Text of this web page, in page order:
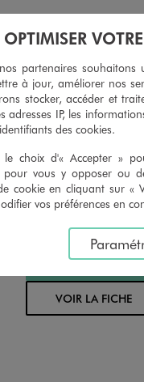
CHANGER D’AVIS
et vous proposons
pour tout article
sous 30 jours, sur
du ticket de caisse, dans
MAGASIN
CHOISIR CE
VOIR LA FICHE
OPTIMISER
partenaires souhaitons
à jour, améliorer nos
stocker, accéder et
adresses IP, les
des cookies.
le choix d'« Accepter »
pour vous y opposer ou
cookie en cliquant sur «
vos préférences en